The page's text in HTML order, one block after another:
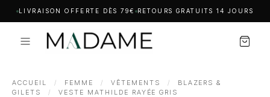
LIVRAISON OFFERTE DÈS 79€ RETOURS GRATUITS 14 JOURS
ACCUEIL / FEMME / VÊTEMENTS /
BLAZERS &
GILETS
/ VESTE MATHILDE RAYÉE GRIS